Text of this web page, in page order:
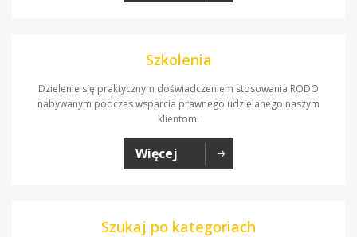
Szkolenia
Dzielenie się praktycznym doświadczeniem stosowania RODO
nabywanym podczas wsparcia prawnego udzielanego naszym
klientom.
Więcej
Szukaj po kategoriach